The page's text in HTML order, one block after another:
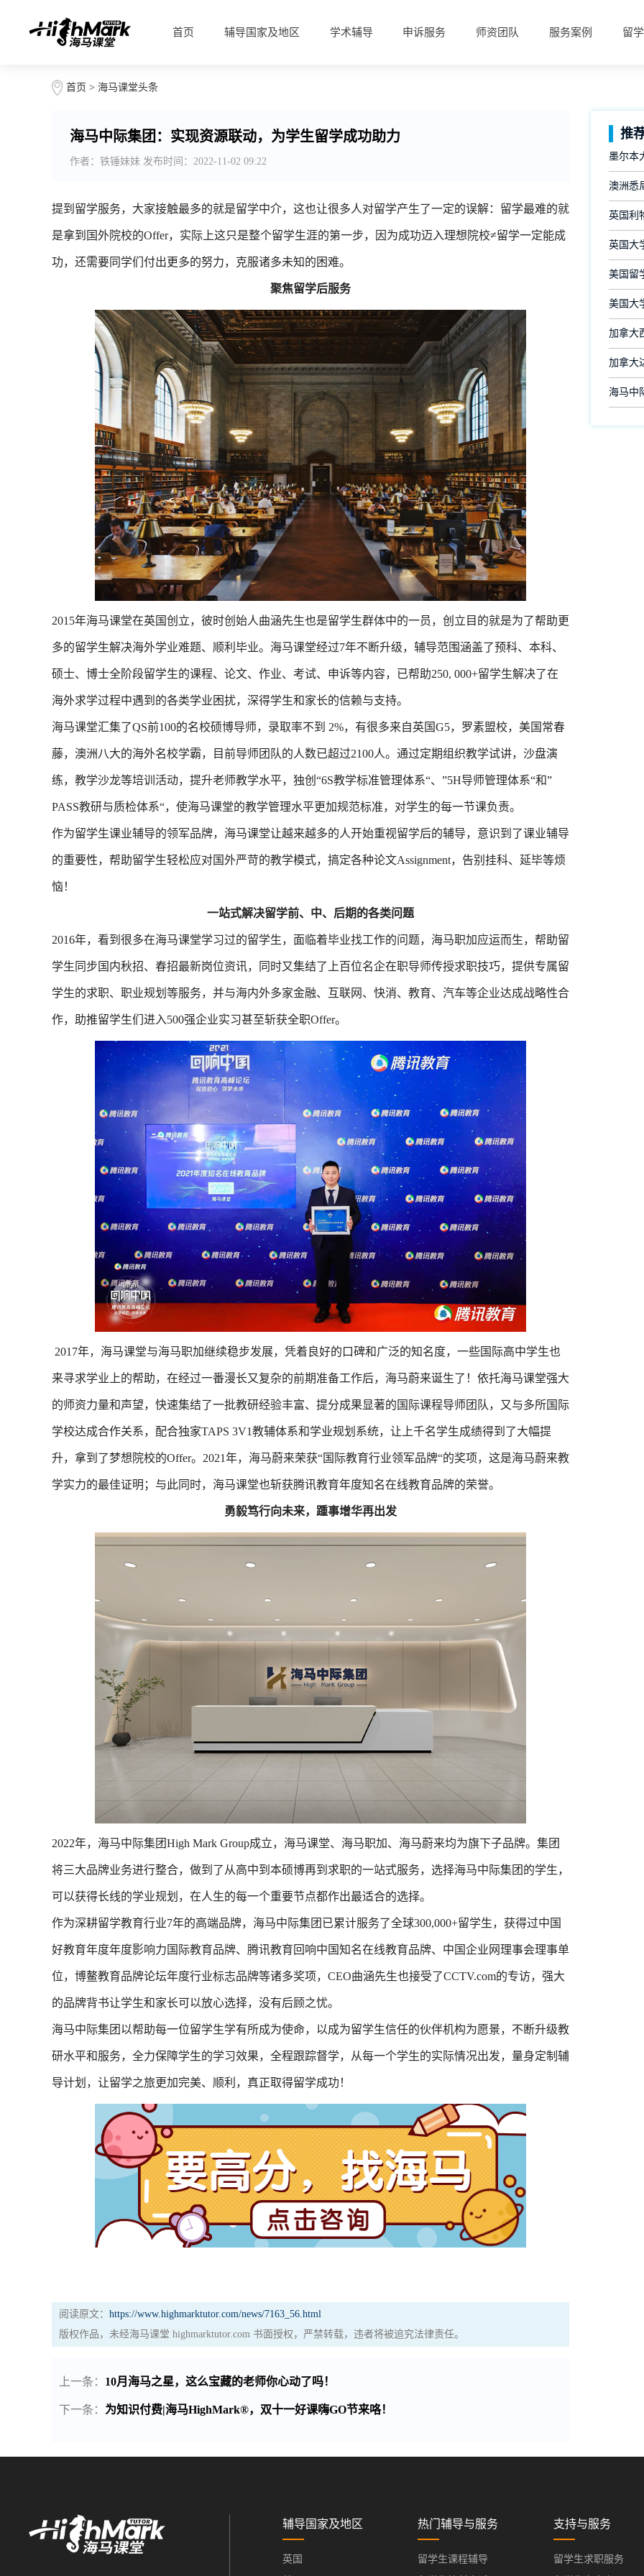
首页 辅导国家及地区 学术辅导 申诉服务 师资团队 服务案例 留
首页 > 海马课堂头条
海马中际集团：实现资源联动，为学生留学成功助力
作者：铁锤妹妹 发布时间：2022-11-02 09:22
提到留学服务，大家接触最多的就是留学中介，这也让很多人对留学产生了一定的误解：留学最难的就
是拿到国外院校的Offer，实际上这只是整个留学生涯的第一步，因为成功迈入理想院校≠留学一定能成
功，还需要同学们付出更多的努力，克服诸多未知的困难。
聚焦留学后服务
2015年海马课堂在英国创立，彼时创始人曲涵先生也是留学生群体中的一员，创立目的就是为了帮助更
多的留学生解决海外学业难题、顺利毕业。海马课堂经过7年不断升级，辅导范围涵盖了预科、本科、
硕士、博士全阶段留学生的课程、论文、作业、考试、申诉等内容，已帮助250, 000+留学生解决了在
海外求学过程中遇到的各类学业困扰，深得学生和家长的信赖与支持。
海马课堂汇集了QS前100的名校硕博导师，录取率不到 2%，有很多来自英国G5，罗素盟校，美国常春
藤，澳洲八大的海外名校学霸，目前导师团队的人数已超过2100人。通过定期组织教学试讲，沙盘演
练，教学沙龙等培训活动，提升老师教学水平，独创“6S教学标准管理体系“、”5H导师管理体系“和”
PASS教研与质检体系“，使海马课堂的教学管理水平更加规范标准，对学生的每一节课负责。
作为留学生课业辅导的领军品牌，海马课堂让越来越多的人开始重视留学后的辅导，意识到了课业辅导
的重要性，帮助留学生轻松应对国外严苛的教学模式，搞定各种论文Assignment，告别挂科、延毕等烦
恼！
一站式解决留学前、中、后期的各类问题
2016年，看到很多在海马课堂学习过的留学生，面临着毕业找工作的问题，海马职加应运而生，帮助留
学生同步国内秋招、春招最新岗位资讯，同时又集结了上百位名企在职导师传授求职技巧，提供专属留
学生的求职、职业规划等服务，并与海内外多家金融、互联网、快消、教育、汽车等企业达成战略性合
作，助推留学生们进入500强企业实习甚至斩获全职Offer。
2017年，海马课堂与海马职加继续稳步发展，凭着良好的口碑和广泛的知名度，一些国际高中学生也
来寻求学业上的帮助，在经过一番漫长又复杂的前期准备工作后，海马蔚来诞生了！依托海马课堂强大
的师资力量和声望，快速集结了一批教研经验丰富、提分成果显著的国际课程导师团队，又与多所国际
学校达成合作关系，配合独家TAPS 3V1教辅体系和学业规划系统，让上千名学生成绩得到了大幅提
升，拿到了梦想院校的Offer。2021年，海马蔚来荣获“国际教育行业领军品牌“的奖项，这是海马蔚来教
学实力的最佳证明；与此同时，海马课堂也斩获腾讯教育年度知名在线教育品牌的荣誉。
勇毅笃行向未来，踵事增华再出发
2022年，海马中际集团High Mark Group成立，海马课堂、海马职加、海马蔚来均为旗下子品牌。集团
将三大品牌业务进行整合，做到了从高中到本硕博再到求职的一站式服务，选择海马中际集团的学生，
可以获得长线的学业规划，在人生的每一个重要节点都作出最适合的选择。
作为深耕留学教育行业7年的高端品牌，海马中际集团已累计服务了全球300,000+留学生，获得过中国
好教育年度年度影响力国际教育品牌、腾讯教育回响中国知名在线教育品牌、中国企业网理事会理事单
位，博鳌教育品牌论坛年度行业标志品牌等诸多奖项，CEO曲涵先生也接受了CCTV.com的专访，强大
的品牌背书让学生和家长可以放心选择，没有后顾之忧。
海马中际集团以帮助每一位留学生学有所成为使命，以成为留学生信任的伙伴机构为愿景，不断升级教
研水平和服务，全力保障学生的学习效果，全程跟踪督学，从每一个学生的实际情况出发，量身定制辅
导计划，让留学之旅更加完美、顺利，真正取得留学成功！
阅读原文： https://www.highmarktutor.com/news/7163_56.html
版权作品，未经海马课堂 highmarktutor.com 书面授权，严禁转载，违者将被追究法律责任。
上一条： 10月海马之星，这么宝藏的老师你心动了吗！
下一条： 为知识付费|海马HighMark®，双十一好课嗨GO节来咯！
推
墨尔本
澳洲悉
英国利
英国大
美国留
美国大
加拿大
加拿大
海马中
辅导国家及地区
英国
热门辅导与服务
留学生课程辅导
支持与服务
留学生求职服务